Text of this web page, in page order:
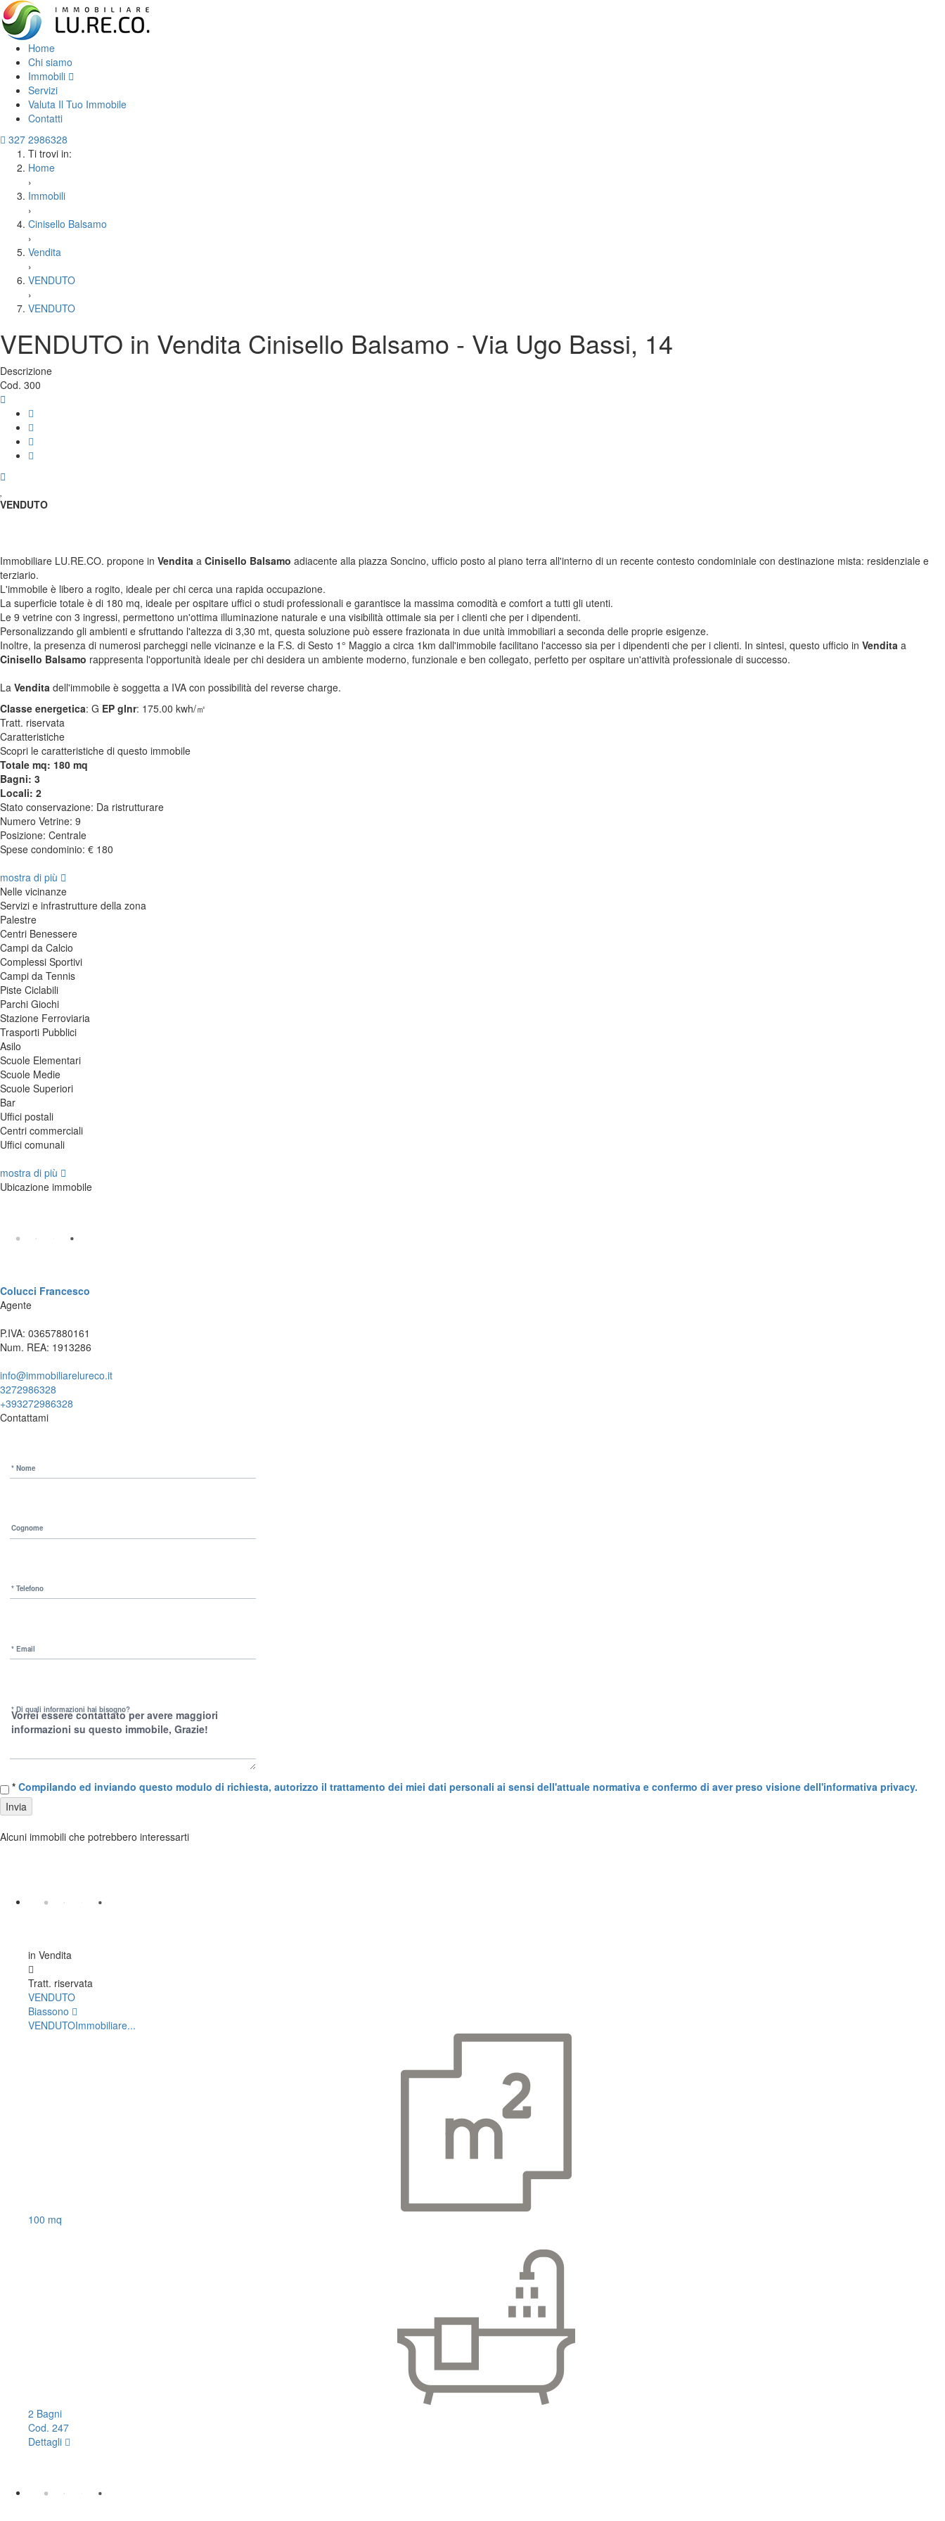
Home
Chi siamo
Immobili
Servizi
Valuta Il Tuo Immobile
Contatti
327 2986328
Ti trovi in:
Home
›
Immobili
›
Cinisello Balsamo
›
Vendita
›
VENDUTO
›
VENDUTO
VENDUTO in Vendita Cinisello Balsamo - Via Ugo Bassi, 14
Descrizione
Cod. 300
VENDUTO
Immobiliare LU.RE.CO. propone in Vendita a Cinisello Balsamo adiacente alla piazza Soncino, ufficio posto al piano terra all'interno di un recente contesto condominiale con destinazione mista: residenziale e
terziario.
L'immobile è libero a rogito, ideale per chi cerca una rapida occupazione.
La superficie totale è di 180 mq, ideale per ospitare uffici o studi professionali e garantisce la massima comodità e comfort a tutti gli utenti.
Le 9 vetrine con 3 ingressi, permettono un'ottima illuminazione naturale e una visibilità ottimale sia per i clienti che per i dipendenti.
Personalizzando gli ambienti e sfruttando l'altezza di 3,30 mt, questa soluzione può essere frazionata in due unità immobiliari a seconda delle proprie esigenze.
Inoltre, la presenza di numerosi parcheggi nelle vicinanze e la F.S. di Sesto 1° Maggio a circa 1km dall'immobile facilitano l'accesso sia per i dipendenti che per i clienti. In sintesi, questo ufficio in Vendita a
Cinisello Balsamo rappresenta l'opportunità ideale per chi desidera un ambiente moderno, funzionale e ben collegato, perfetto per ospitare un'attività professionale di successo.
La Vendita dell'immobile è soggetta a IVA con possibilità del reverse charge.
Classe energetica: G EP glnr: 175.00 kwh/㎡
Tratt. riservata
Caratteristiche
Scopri le caratteristiche di questo immobile
Totale mq: 180 mq
Bagni: 3
Locali: 2
Stato conservazione: Da ristrutturare
Numero Vetrine: 9
Posizione: Centrale
Spese condominio: € 180
mostra di più
Nelle vicinanze
Servizi e infrastrutture della zona
Palestre
Centri Benessere
Campi da Calcio
Complessi Sportivi
Campi da Tennis
Piste Ciclabili
Parchi Giochi
Stazione Ferroviaria
Trasporti Pubblici
Asilo
Scuole Elementari
Scuole Medie
Scuole Superiori
Bar
Uffici postali
Centri commerciali
Uffici comunali
mostra di più
Ubicazione immobile
+
−
Colucci Francesco
Agente
P.IVA: 03657880161
Num. REA: 1913286
info@immobiliarelureco.it
3272986328
+393272986328
Contattami
* Nome
Cognome
* Telefono
* Email
* Di quali informazioni hai bisogno?
* Compilando ed inviando questo modulo di richiesta, autorizzo il trattamento dei miei dati personali ai sensi dell'attuale normativa e confermo di aver preso visione dell'informativa privacy.
Invia
Alcuni immobili che potrebbero interessarti
in Vendita
Tratt. riservata
VENDUTO
Biassono
VENDUTOImmobiliare...
100 mq
2 Bagni
Cod. 247
Dettagli